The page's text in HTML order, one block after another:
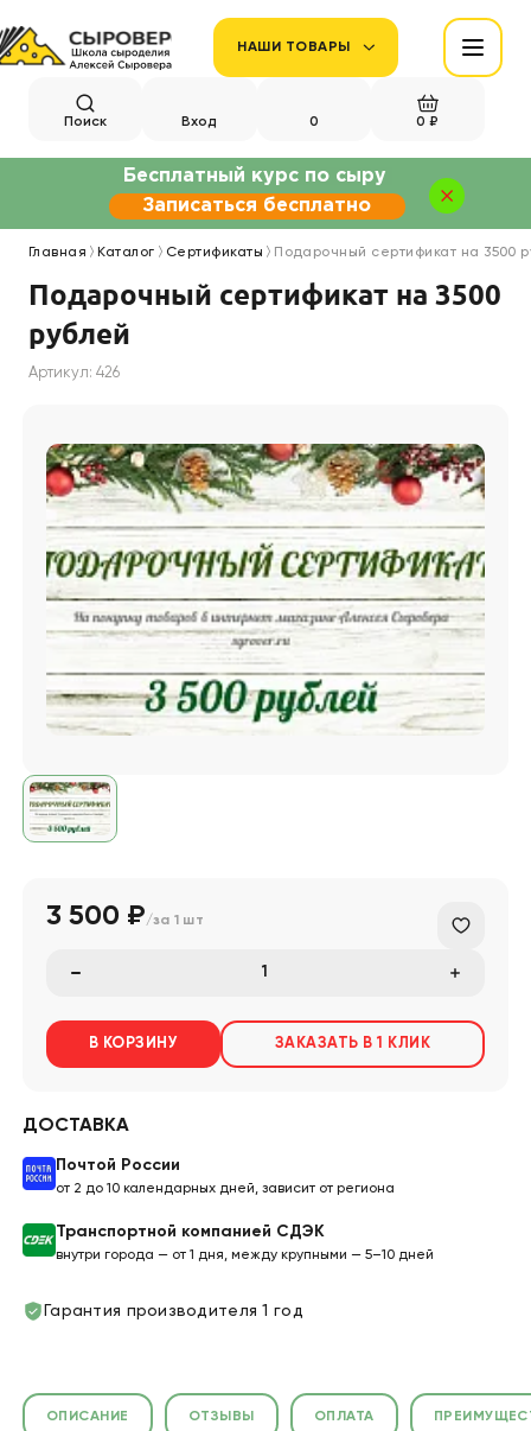
НАШИ ТОВАРЫ
Поиск Вход 0 0 ₽
Главная Каталог Сертификаты Подарочный сертификат на 3500
Подарочный сертификат на 3500
рублей
Артикул: 426
3 500 ₽/за 1 шт
В КОРЗИНУ ЗАКАЗАТЬ В 1 КЛИК
ДОСТАВКА
Почтой России
от 2 до 10 календарных дней, зависит от региона
Транспортной компанией СДЭК
внутри города — от 1 дня, между крупными — 5–10 дней
Гарантия производителя 1 год
ОПИСАНИЕ ОТЗЫВЫ ОПЛАТА
Записаться бесплатно
Бесплатный курс по сыру